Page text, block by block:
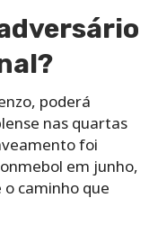
poderá
nas quartas
foi
em junho,
caminho que